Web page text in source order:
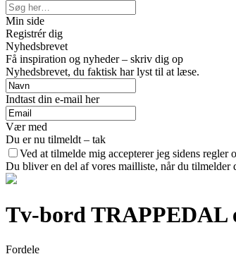
Min side
Registrér dig
Nyhedsbrevet
Få inspiration og nyheder – skriv dig op
Nyhedsbrevet, du faktisk har lyst til at læse.
Indtast din e-mail her
Vær med
Du er nu tilmeldt – tak
Ved at tilmelde mig accepterer jeg sidens regler
Du bliver en del af vores mailliste, når du
Tv-bord TRAPPEDAL
Fordele